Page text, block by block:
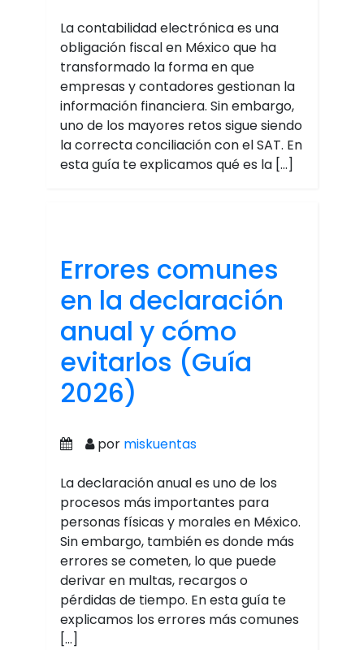
La contabilidad electrónica es una
obligación fiscal en México que ha
transformado la forma en que
empresas y contadores gestionan la
información financiera. Sin embargo,
uno de los mayores retos sigue siendo
la correcta conciliación con el SAT. En
esta guía te explicamos qué es la […]
Errores comunes
en la declaración
anual y cómo
evitarlos (Guía
2026)
por miskuentas
La declaración anual es uno de los
procesos más importantes para
personas físicas y morales en México.
Sin embargo, también es donde más
errores se cometen, lo que puede
derivar en multas, recargos o
pérdidas de tiempo. En esta guía te
explicamos los errores más comunes
[…]